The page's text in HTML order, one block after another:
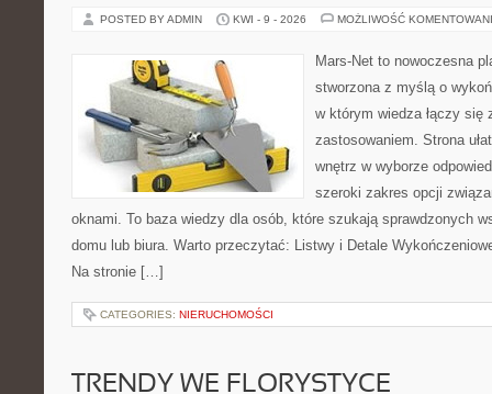
POSTED BY ADMIN KWI - 9 - 2026 MOŻLIWOŚĆ
Mars-Net to nowoczesna
stworzona z myślą o
w którym wiedza łączy się
zastosowaniem. Strona
wnętrz w wyborze
szeroki zakres opcji
oknami. To baza wiedzy dla osób, które szukają sprawdzonych
domu lub biura. Warto przeczytać: Listwy i Detale
Na stronie […]
CATEGORIES: NIERUCHOMOŚCI
TRENDY WE FLORYSTYCE